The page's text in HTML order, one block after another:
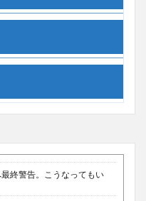
終警告。こうなってもい